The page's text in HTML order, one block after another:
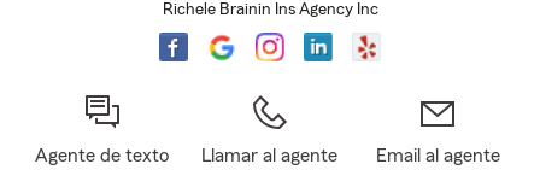
Richele Brainin Ins Agency Inc
Agente de texto Llamar al agente Email al agente